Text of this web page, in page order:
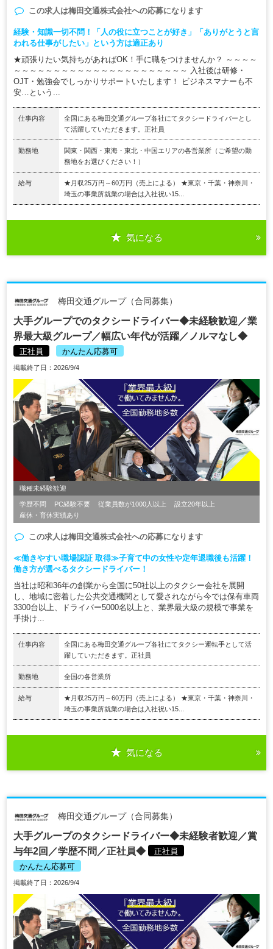
この求人は梅田交通株式会社への応募になります
経験・知識一切不問！「人の役に立つことが好き」「ありがとうと言
われる仕事がしたい」という方は適正あり
★頑張りたい気持ちがあればOK！手に職をつけませんか？ ～～～～
～～～～～～～～～～～～～～～～～～～～～～ 入社後は研修・
OJT・勉強会でしっかりサポートいたします！ ビジネスマナーも不
安…という...
仕事内容
全国にある梅田交通グループ各社にてタクシードライバーとし
て活躍していただきます。正社員
勤務地
関東・関西・東海・東北・中国エリアの各営業所（ご希望の勤
務地をお選びください！）
給与
★月収25万円～60万円（売上による） ★東京・千葉・神奈川・
埼玉の事業所就業の場合は入社祝い15...
気になる
梅田交通グループ（合同募集）
大手グループでのタクシードライバー◆未経験歓迎／業
界最大級グループ／幅広い年代が活躍／ノルマなし◆
正社員 かんたん応募可
掲載終了日：2026/9/4
職種未経験歓迎
学歴不問 PC経験不要 従業員数が1000人以上
設立20年以上
産休・育休実績あり
この求人は梅田交通株式会社への応募になります
≪働きやすい職場認証 取得≫子育て中の女性や定年退職後も活躍！
働き方が選べるタクシードライバー！
当社は昭和36年の創業から全国に50社以上のタクシー会社を展開
し、地域に密着した公共交通機関として愛されながら今では保有車両
3300台以上、ドライバー5000名以上と、業界最大級の規模で事業を
手掛け...
仕事内容
全国にある梅田交通グループ各社にてタクシー運転手として活
躍していただきます。正社員
勤務地 全国の各営業所
給与
★月収25万円～60万円（売上による） ★東京・千葉・神奈川・
埼玉の事業所就業の場合は入社祝い15...
気になる
梅田交通グループ（合同募集）
大手グループのタクシードライバー◆未経験者歓迎／賞
与年2回／学歴不問／正社員◆
正社員
かんたん応募可
掲載終了日：2026/9/4